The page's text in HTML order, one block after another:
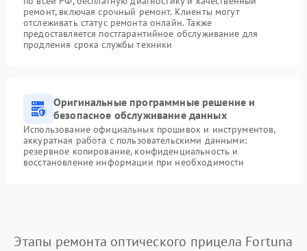
ремонт, включая срочный ремонт. Клиенты могут
отслеживать статус ремонта онлайн. Также
предоставляется постгарантийное обслуживание для
продления срока службы техники
Оригинальные программные решение и
безопасное обслуживание данных
Использование официальных прошивок и инструментов,
аккуратная работа с пользовательскими данными:
резервное копирование, конфиденциальность и
восстановление информации при необходимости
Этапы ремонта оптического прицела Fortuna